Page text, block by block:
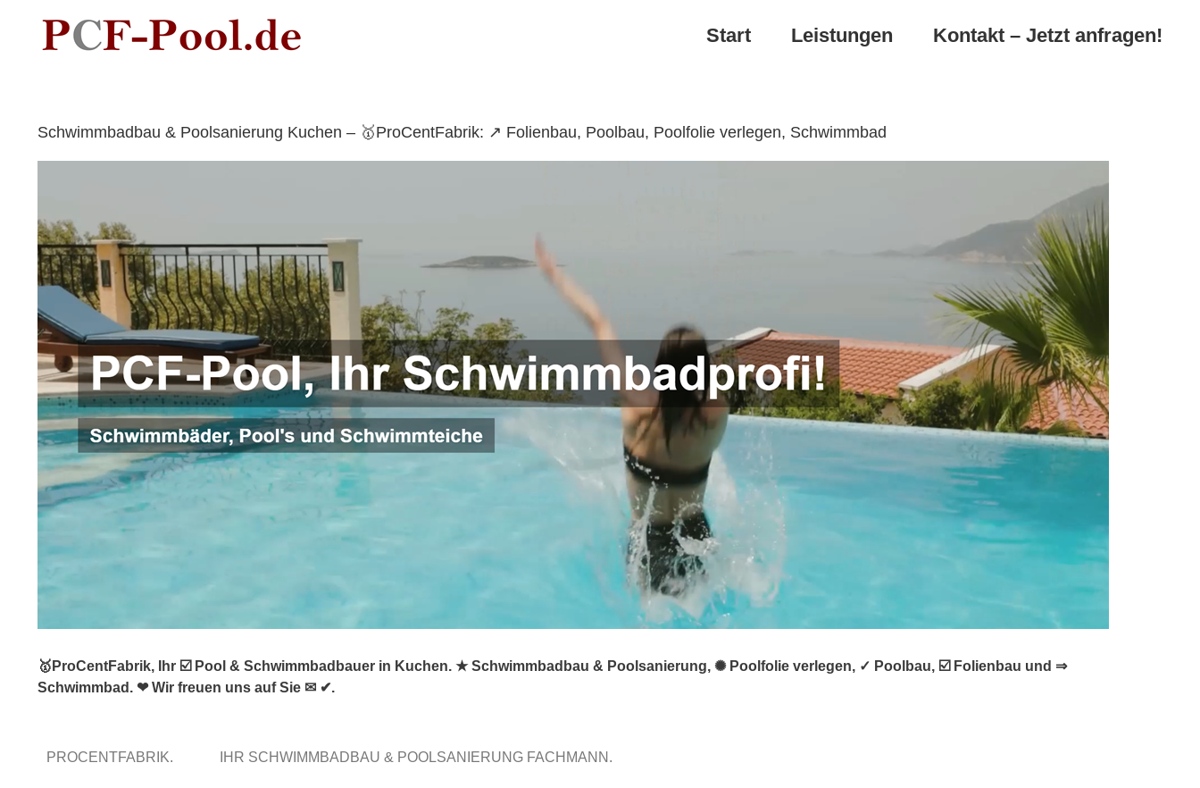
content
Start Leistungen Kontakt – Jetzt anfragen!
Schwimmbadbau & Poolsanierung Kuchen – 🥇ProCentFabrik: ↗️ Folienbau, Poolbau, Poolfolie verlegen, Schwimmbad
🥇ProCentFabrik, Ihr ☑️ Pool & Schwimmbadbauer in Kuchen. ★ Schwimmbadbau & Poolsanierung, ✺ Poolfolie verlegen, ✓ Poolbau, ☑️ Folienbau und ⇒
Schwimmbad. ❤ Wir freuen uns auf Sie ✉ ✔.
PROCENTFABRIK. IHR SCHWIMMBADBAU & POOLSANIERUNG FACHMANN.